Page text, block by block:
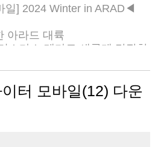
일] 2024 Winter in ARAD◀
아라드 대륙
스마스 테마로 새롭게 단장한
' 등장
다시 만나는 시간! 이번에는
여러분을 찾아옵니다.
터 모바일(12) 다운